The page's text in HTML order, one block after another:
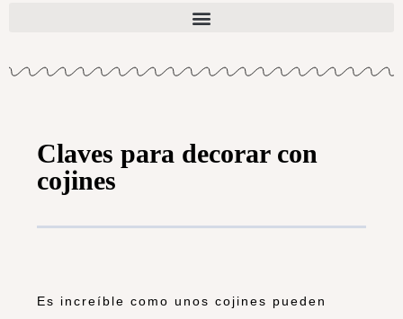
Claves para decorar con
cojines
Es increíble como unos cojines pueden